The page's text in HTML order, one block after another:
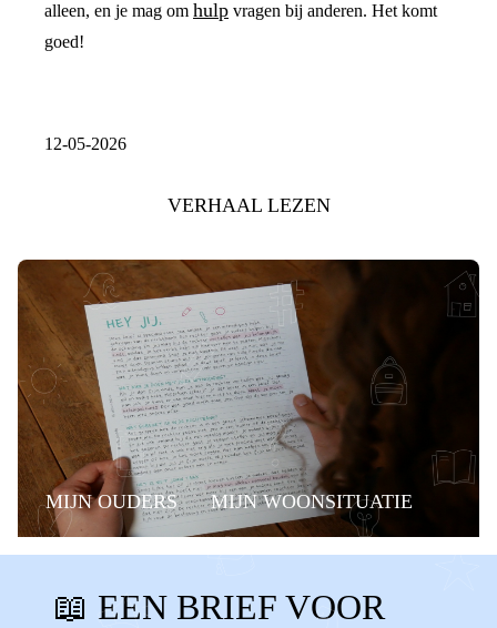
alleen, en je mag om hulp vragen bij anderen. Het komt
goed!
12-05-2026
VERHAAL LEZEN
MIJN OUDERS MIJN WOONSITUATIE
RECHTEN BUDDY
DETECTIEPOORTJES SPANNEND
📖 EEN BRIEF VOOR